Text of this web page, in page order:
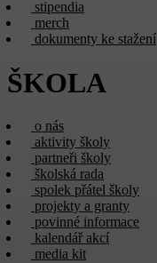
stipendia
merch
dokumenty ke stažení
ŠKOLA
o nás
aktivity školy
partneři školy
školská rada
spolek přátel školy
projekty a granty
povinné informace
kalendář akcí
media kit